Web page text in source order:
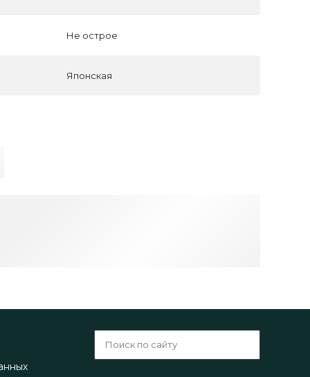
Не острое
Японская